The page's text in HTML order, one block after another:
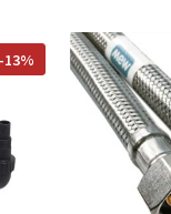
13%
This
product
has
multiple
variants.